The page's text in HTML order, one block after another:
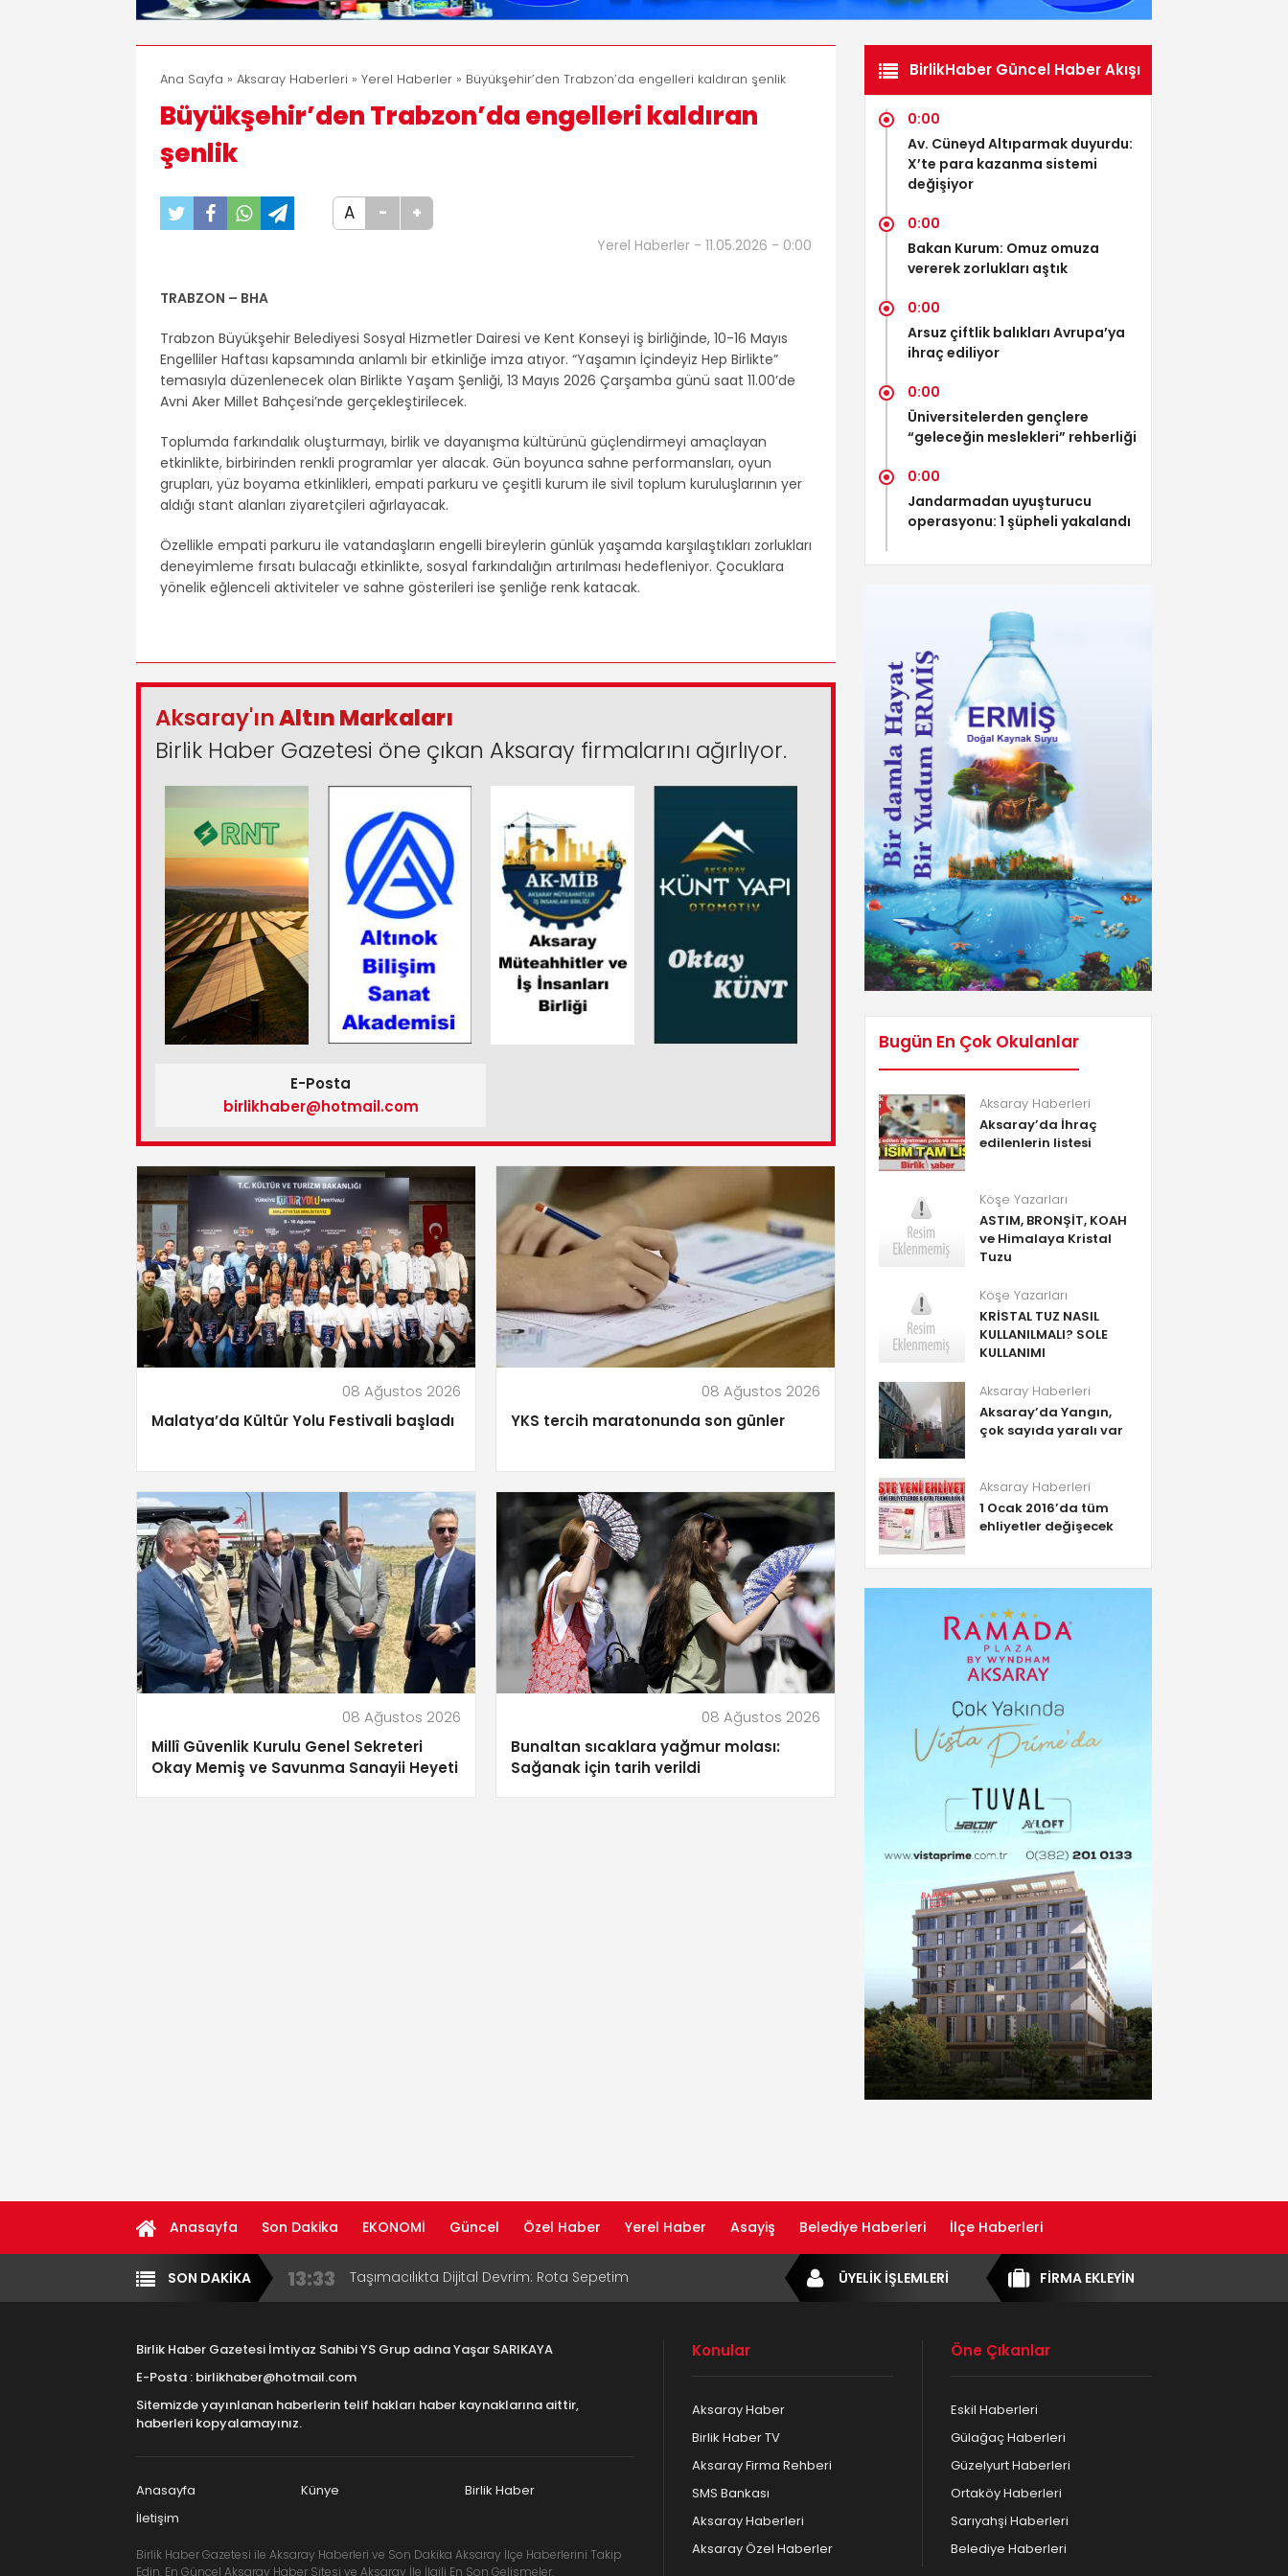
Ana Sayfa » Aksaray Haberleri » Yerel Haberler » Büyükşehir’den Trabzon’da engelleri kaldıran şenlik
Büyükşehir’den Trabzon’da engelleri kaldıran
şenlik
A - +
Yerel Haberler - 11.05.2026 - 0:00
TRABZON – BHA
Trabzon Büyükşehir Belediyesi Sosyal Hizmetler Dairesi ve Kent Konseyi iş birliğinde, 10-16 Mayıs
Engelliler Haftası kapsamında anlamlı bir etkinliğe imza atıyor. “Yaşamın İçindeyiz Hep Birlikte”
temasıyla düzenlenecek olan Birlikte Yaşam Şenliği, 13 Mayıs 2026 Çarşamba günü saat 11.00’de
Avni Aker Millet Bahçesi’nde gerçekleştirilecek.
Toplumda farkındalık oluşturmayı, birlik ve dayanışma kültürünü güçlendirmeyi amaçlayan
etkinlikte, birbirinden renkli programlar yer alacak. Gün boyunca sahne performansları, oyun
grupları, yüz boyama etkinlikleri, empati parkuru ve çeşitli kurum ile sivil toplum kuruluşlarının yer
aldığı stant alanları ziyaretçileri ağırlayacak.
Özellikle empati parkuru ile vatandaşların engelli bireylerin günlük yaşamda karşılaştıkları zorlukları
deneyimleme fırsatı bulacağı etkinlikte, sosyal farkındalığın artırılması hedefleniyor. Çocuklara
yönelik eğlenceli aktiviteler ve sahne gösterileri ise şenliğe renk katacak.
Aksaray'ınAltın Markaları
Birlik Haber Gazetesi öne çıkan Aksaray firmalarını ağırlıyor.
E-Posta
birlikhaber@hotmail.com
08 Ağustos 2026
Malatya’da Kültür Yolu Festivali başladı
08 Ağustos 2026
YKS tercih maratonunda son günler
08 Ağustos 2026
Millî Güvenlik Kurulu Genel Sekreteri
Okay Memiş ve Savunma Sanayii Heyeti
08 Ağustos 2026
Bunaltan sıcaklara yağmur molası:
Sağanak için tarih verildi
BirlikHaber Güncel Haber Akışı
0:00
Av. Cüneyd Altıparmak duyurdu:
X’te para kazanma sistemi
değişiyor
0:00
Bakan Kurum: Omuz omuza
vererek zorlukları aştık
0:00
Arsuz çiftlik balıkları Avrupa’ya
ihraç ediliyor
0:00
Üniversitelerden gençlere
“geleceğin meslekleri” rehberliği
0:00
Jandarmadan uyuşturucu
operasyonu: 1 şüpheli yakalandı
Bugün En Çok Okulanlar
Aksaray Haberleri
Aksaray’da İhraç
edilenlerin listesi
Köşe Yazarları
ASTIM, BRONŞİT, KOAH
ve Himalaya Kristal
Tuzu
Köşe Yazarları
KRİSTAL TUZ NASIL
KULLANILMALI? SOLE
KULLANIMI
Aksaray Haberleri
Aksaray’da Yangın,
çok sayıda yaralı var
Aksaray Haberleri
1 Ocak 2016’da tüm
ehliyetler değişecek
Anasayfa Son Dakika EKONOMİ Güncel Özel Haber Yerel Haber Asayiş Belediye Haberleri İlçe Haberleri
Yazarlar Diğer
SON DAKİKA 13:33 Taşımacılıkta Dijital Devrim: Rota Sepetim
Çocuklara Bıraktı
16:00 Aksaray Esnaf Rehberi ile Google ve Yapay Zeka
8:23
Birlikhaber.com Yayın Hayatına Başladı | Hızlı ve Akıllı
FİRMA EKLEYİN
ÜYELİK İŞLEMLERİ
Birlik Haber Gazetesi İmtiyaz Sahibi YS Grup adına Yaşar SARIKAYA
E-Posta : birlikhaber@hotmail.com
Sitemizde yayınlanan haberlerin telif hakları haber kaynaklarına aittir,
haberleri kopyalamayınız.
Anasayfa Künye
Birlik Haber
İletişim
Birlik Haber Gazetesi ile Aksaray Haberleri ve Son Dakika Aksaray İlçe Haberlerini Takip
Edin. En Güncel Aksaray Haber Sitesi ve Aksaray İle İlgili En Son Gelişmeler.
Konular
Aksaray Haber
Birlik Haber TV
Aksaray Firma Rehberi
SMS Bankası
Aksaray Haberleri
Aksaray Özel Haberler
Öne Çıkanlar
Eskil Haberleri
Gülağaç Haberleri
Güzelyurt Haberleri
Ortaköy Haberleri
Sarıyahşi Haberleri
Belediye Haberleri